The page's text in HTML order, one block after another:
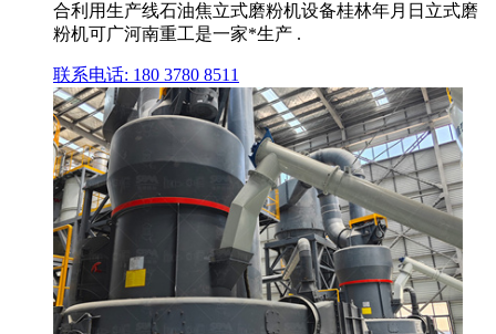
合利用生产线石油焦立式磨粉机设备桂林年月日立式磨
粉机可广河南重工是一家*生产 .
联系电话: 180 3780 8511